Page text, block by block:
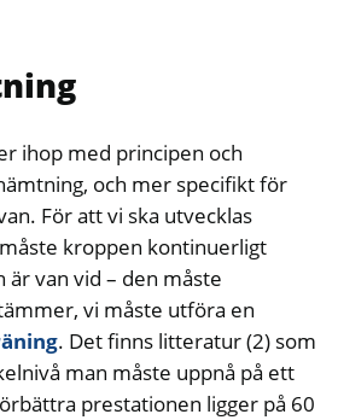
ihop med principen och
och mer specifikt för
För att vi ska utvecklas
kroppen kontinuerligt
är van vid – den måste
vi måste utföra en
. Det finns litteratur (2) som
man måste uppnå på ett
prestationen ligger på 60